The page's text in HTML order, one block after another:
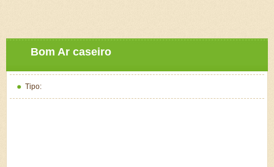
Bom Ar caseiro
Tipo: